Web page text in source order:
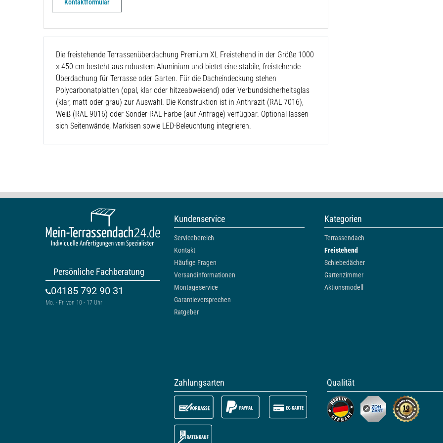
Die freistehende Terrassenüberdachung Premium XL Freistehend in der Größe 1000
× 450 cm besteht aus robustem Aluminium und bietet eine stabile, freistehende
Überdachung für Terrasse oder Garten. Für die Dacheindeckung stehen
Polycarbonatplatten (opal, klar oder hitzeabweisend) oder Verbundsicherheitsglas
(klar, matt oder grau) zur Auswahl. Die Konstruktion ist in Anthrazit (RAL 7016),
Weiß (RAL 9016) oder Sonder-RAL-Farbe (auf Anfrage) verfügbar. Optional lassen
sich Seitenwände, Markisen sowie LED-Beleuchtung integrieren.
Kontaktformular
Persönliche Fachberatung
04185 792 90 31
Mo. - Fr. von 10 - 17 Uhr
Kundenservice
Servicebereich
Kontakt
Häufige Fragen
Versandinformationen
Montageservice
Garantieversprechen
Ratgeber
Kategorien
Terrassendach
Freistehend
Schiebedächer
Gartenzimmer
Aktionsmodell
Zahlungsarten Qualität